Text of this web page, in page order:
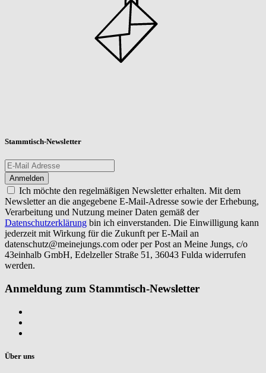
Stammtisch-Newsletter
Ich möchte den regelmäßigen Newsletter erhalten. Mit dem
Newsletter an die angegebene E-Mail-Adresse sowie der Erhebung,
Verarbeitung und Nutzung meiner Daten gemäß der
Datenschutzerklärung bin ich einverstanden. Die Einwilligung kann
jederzeit mit Wirkung für die Zukunft per E-Mail an
datenschutz@meinejungs.com oder per Post an Meine Jungs, c/o
43einhalb GmbH, Edelzeller Straße 51, 36043 Fulda widerrufen
werden.
Anmeldung zum Stammtisch-Newsletter
Über uns